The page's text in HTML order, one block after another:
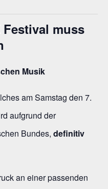
Festival muss
Musik
am Samstag den 7.
aufgrund der
Bundes, definitiv
an einer passenden